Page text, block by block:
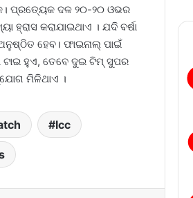
ପ୍ରତ୍ୟେକ ଦଳ ୨୦-୨୦ ଓଭର
ହ୍ରାସ କରାଯାଇଥାଏ । ଯଦି ବର୍ଷା
ହେବ। ଫାଇନାଲ୍ ପାଇଁ
ଟାଇ ହୁଏ, ତେବେ ଦୁଇ ଟିମ୍‌ ସୁପର
ମିଳିଥାଏ ।
Icc